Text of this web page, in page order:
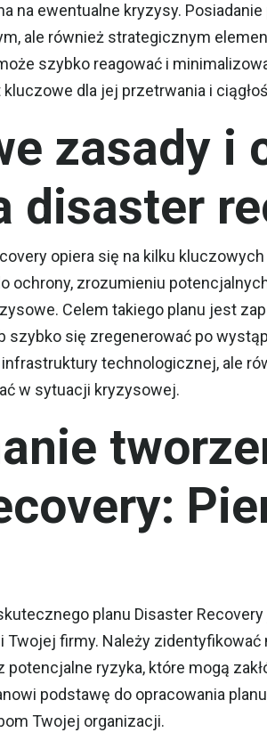
na ewentualne kryzysy. Posiadanie
ale również strategicznym
szybko reagować i
dla jej przetrwania i
zasady i
disaster
opiera się na kilku
ochrony, zrozumieniu
Celem takiego planu jest
szybko się zregenerować po
technologicznej, ale
w sytuacji kryzysowej.
planu Disaster Recovery
Twojej firmy. Należy
ryzyka, które mogą
podstawę do opracowania
Twojej organizacji.